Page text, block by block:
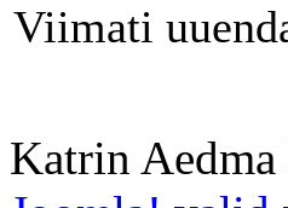
Viimati
Katrin